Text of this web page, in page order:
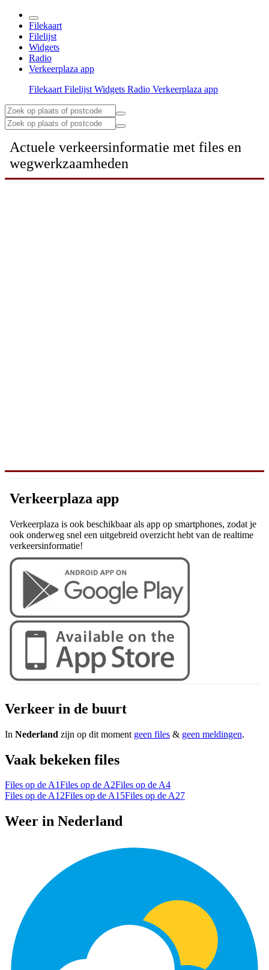
Filekaart
Filelijst
Widgets
Radio
Verkeerplaza app
Filekaart Filelijst Widgets Radio Verkeerplaza app
Actuele verkeersinformatie met files en
wegwerkzaamheden
Verkeerplaza app
Verkeerplaza is ook beschikbaar als app op smartphones, zodat je
ook onderweg snel een uitgebreid overzicht hebt van de realtime
verkeersinformatie!
Verkeer in de buurt
In Nederland zijn op dit moment geen files & geen meldingen.
Vaak bekeken files
Files op de A1Files op de A2Files op de A4
Files op de A12Files op de A15Files op de A27
Weer in Nederland